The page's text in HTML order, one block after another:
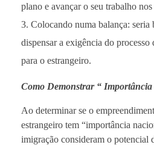
plano e avançar o seu trabalho
Colocando numa balança:
dispensar a exigência do
para o estrangeiro.
Como Demonstrar “
Ao determinar se o
estrangeiro tem “importância
imigração consideram o potencial